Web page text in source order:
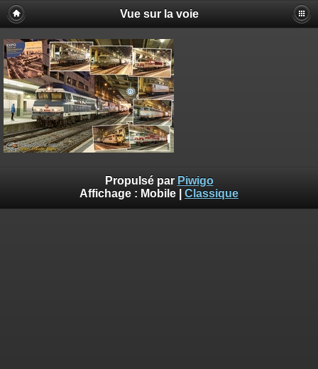
Vue sur la voie
Propulsé par Piwigo
Affichage : Mobile Classique